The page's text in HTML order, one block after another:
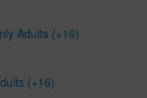
Adults (+16)
(+16)